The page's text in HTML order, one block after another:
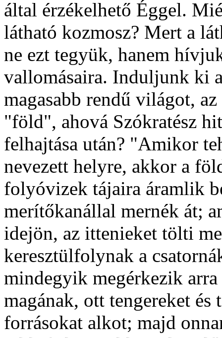
által érzékelhető Éggel.
látható kozmosz? Mert a
ne ezt tegyük, hanem
vallomásaira. Induljunk ki
magasabb rendű világot,
"föld", ahová Szókratész
felhajtása után? "Amikor
nevezett helyre, akkor a
folyóvizek tájaira áramlik
merítőkanállal mernék át;
idejön, az ittenieket tölti
keresztülfolynak a
mindegyik megérkezik
magának, ott tengereket
forrásokat alkot; majd